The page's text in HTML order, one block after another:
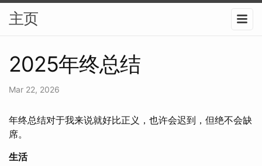
主页
2025年终总结
Mar 22, 2026
年终总结对于我来说就好比正义，也许会迟到，但绝不会缺
席。
生活